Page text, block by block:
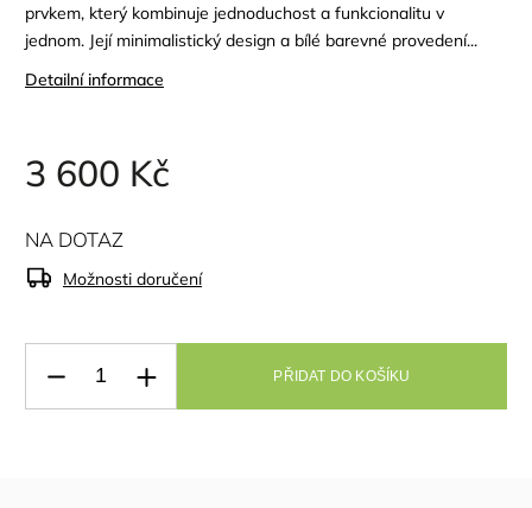
prvkem, který kombinuje jednoduchost a funkcionalitu v
jednom. Její minimalistický design a bílé barevné provedení...
Detailní informace
3 600 Kč
NA DOTAZ
Možnosti doručení
PŘIDAT DO KOŠÍKU